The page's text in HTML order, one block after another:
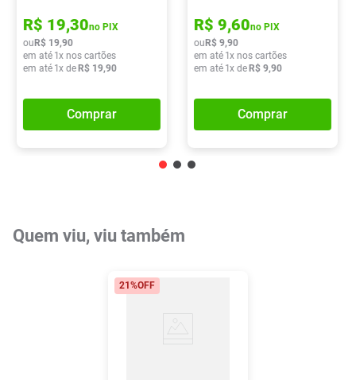
R$ 19,30no PIX
ou R$ 19,90
em até 1x nos cartões
em até 1x de R$ 19,90
Comprar
R$ 9,60no PIX
ou R$ 9,90
em até 1x nos cartões
em até 1x de R$ 9,90
Comprar
Quem viu, viu também
21%OFF